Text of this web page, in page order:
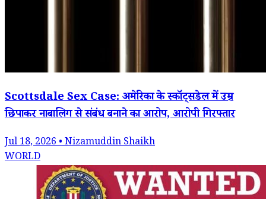
Scottsdale Sex Case: अमेरिका के स्कॉट्सडेल में उम्र
छिपाकर नाबालिग से संबंध बनाने का आरोप, आरोपी गिरफ्तार
Jul 18, 2026 • Nizamuddin Shaikh
WORLD